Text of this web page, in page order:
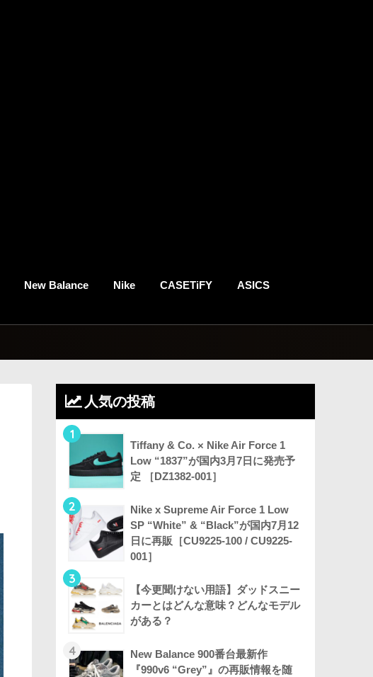
New Balance Nike CASETiFY ASICS
人気の投稿
1
Tiffany & Co. × Nike Air Force 1
Low “1837”が国内3月7日に発売予
定 ［DZ1382-001］
2
Nike x Supreme Air Force 1 Low
SP “White” & “Black”が国内7月12
日に再販［CU9225-100 / CU9225-
001］
3
【今更聞けない用語】ダッドスニー
カーとはどんな意味？どんなモデル
がある？
4
New Balance 900番台最新作
『990v6 “Grey”』の再販情報を随